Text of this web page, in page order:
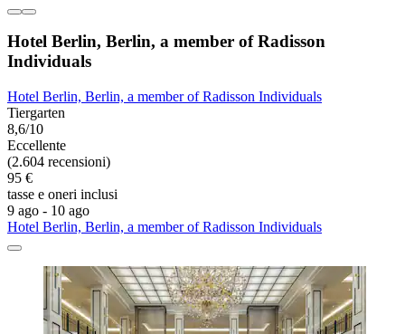
Hotel Berlin, Berlin, a member of Radisson
Individuals
Hotel Berlin, Berlin, a member of Radisson Individuals
Tiergarten
8,6/10
Eccellente
(2.604 recensioni)
95 €
tasse e oneri inclusi
9 ago - 10 ago
Hotel Berlin, Berlin, a member of Radisson Individuals